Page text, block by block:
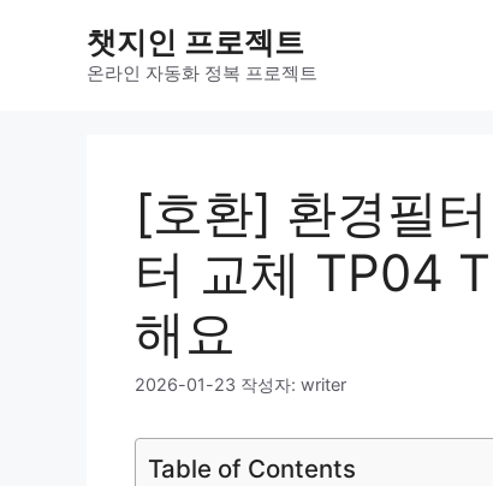
챗지인 프로젝트
온라인 자동화 정복 프로젝트
[호환] 환경필
터 교체 TP04
해요
2026-01-23 작성자: writer
Table of Contents